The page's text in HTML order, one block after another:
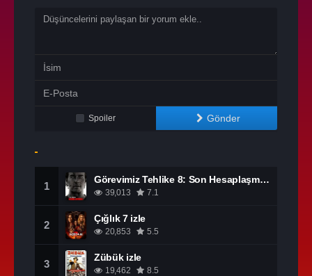
Spoiler Gönder
1
Görevimiz Tehlike 8: Son Hesaplaşma izle
39,013 7.1
2
Çığlık 7 izle
20,853 5.5
3
Zübük izle
19,462 8.5